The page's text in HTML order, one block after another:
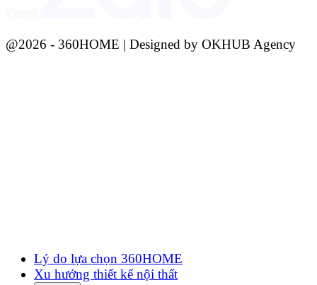
@2026 - 360HOME | Designed by OKHUB Agency
Lý do lựa chọn 360HOME
Xu hướng thiết kế nội thất